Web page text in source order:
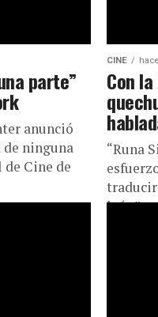
parte”
anunció
de ninguna
de Cine de
CINE
Con
“Runa
traducir
león”,...